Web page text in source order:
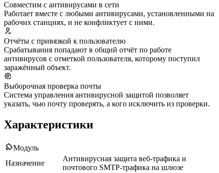
Совместим с антивирусами в сети
Работает вместе с любыми антивирусами, установленными на
рабочих станциях, и не конфликтует с ними.
Отчёты с привязкой к пользователю
Срабатывания попадают в общий отчёт по работе
антивирусов с отметкой пользователя, которому поступил
заражённый объект.
Выборочная проверка почты
Система управления антивирусной защитой позволяет
указать, чью почту проверять, а кого исключить из проверки.
Характеристики
Модуль
Назначение
Антивирусная защита веб-трафика и
почтового SMTP-трафика на шлюзе